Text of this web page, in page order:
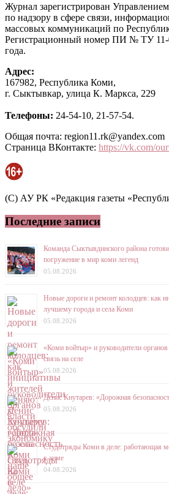
Журнал зарегистрирован
по надзору в сфере связи,
массовых коммуникаций по
Регистрационный номер ПИ № ТУ 11-
года.
Адрес:
167982, Республика Коми,
г. Сыктывкар, улица К. Маркса, 229
Телефоны: 24-54-10, 21-57-54.
Общая почта: region11.rk@yandex.com
Страница ВКонтакте: https://vk.com/
(C) АУ РК «Редакция газеты
Последние записи
Команда Сыктывдинского района
погружение в мир коми легенд
05.08.2026
Новые дороги и ремонт колодцев: как
лучшему города и села Коми
05.08.2026
«Коми войтыр» и руководители
связь на селе
05.08.2026
Денис Кнутарев: «Дорожная
05.08.2026
Студотряды Коми в деле: работающая
к зиме
04.08.2026